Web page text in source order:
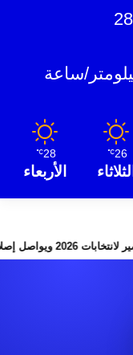
26
℃
الثلاثاء
28
℃
الأربعاء
لانتخابات 2026 ويواصل إصلاح الوزارة